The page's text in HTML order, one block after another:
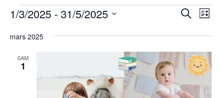
Évènements
de
vues
Recherche
de
Liste
1/3/2025 - 31/5/2025
une
mars 2025
SAM
1